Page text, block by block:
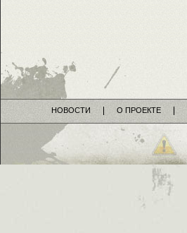
НОВОСТИ О ПРОЕКТЕ